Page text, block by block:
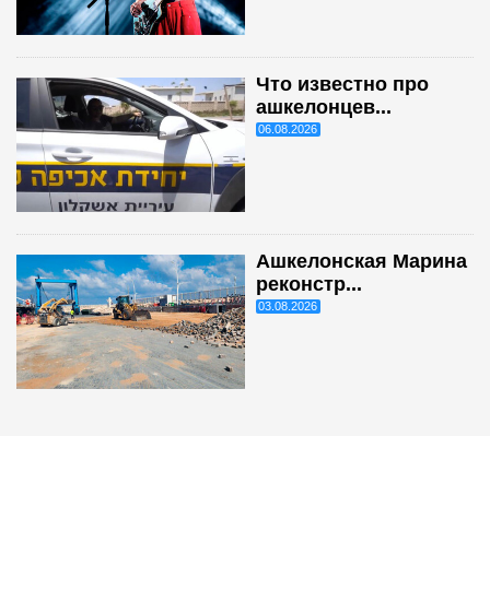
Что известно про
ашкелонцев...
06.08.2026
Ашкелонская Марина
реконстр...
03.08.2026